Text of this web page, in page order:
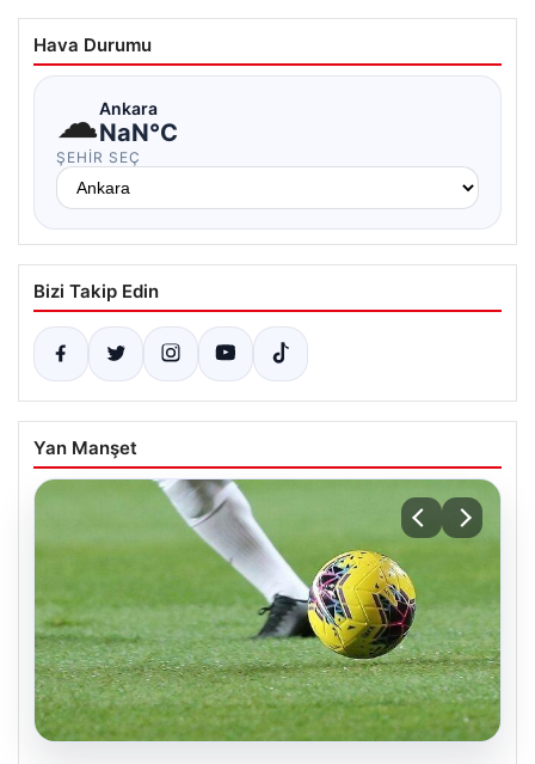
Hava Durumu
☁Ankara
NaN°C
ŞEHIR SEÇ
Bizi Takip Edin
Yan Manşet